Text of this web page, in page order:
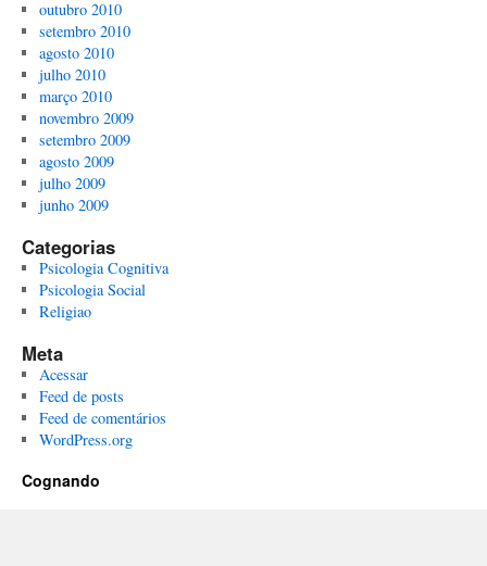
outubro 2010
setembro 2010
agosto 2010
julho 2010
março 2010
novembro 2009
setembro 2009
agosto 2009
julho 2009
junho 2009
Categorias
Psicologia Cognitiva
Psicologia Social
Religiao
Meta
Acessar
Feed de posts
Feed de comentários
WordPress.org
Cognando